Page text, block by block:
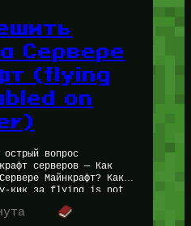
Сервере
(flying
on
вопрос
серверов — Как
Майнкрафт? Как
кик за flying is not
на Minecraft…